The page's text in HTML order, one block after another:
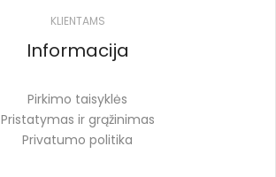
KLIENTAMS
Informacija
Pirkimo taisyklės
Pristatymas ir grąžinimas
Privatumo politika